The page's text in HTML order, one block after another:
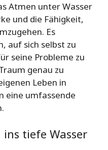
Atmen unter Wasser
und die Fähigkeit,
Es
auf sich selbst zu
seine Probleme zu
genau zu
Leben in
eine umfassende
tiefe Wasser